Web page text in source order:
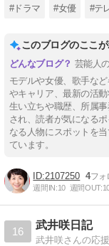
#ドラマ #女優 #テ
このブログのここ
芸能人
モデルや女優、歌手な
やキャリア、最新の活
生い立ちや職歴、所属
され、読者が気になる
なる人物にスポットを
ています。
2107250 4
週間IN:10 週間OUT:
16
武井咲日記
武井咲さんの応